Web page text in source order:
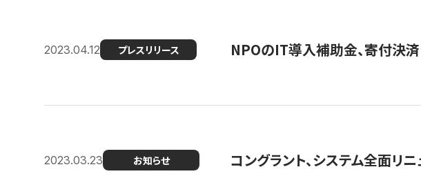
2023.04.12 プレスリリース NPOのIT導入補助金、寄付決済
2023.03.23 お知らせ コングラント、システム全面